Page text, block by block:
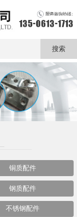
铜质配件
钢质配件
不锈钢配件